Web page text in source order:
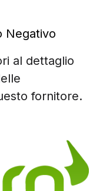
Negativo
al dettaglio
fornitore.